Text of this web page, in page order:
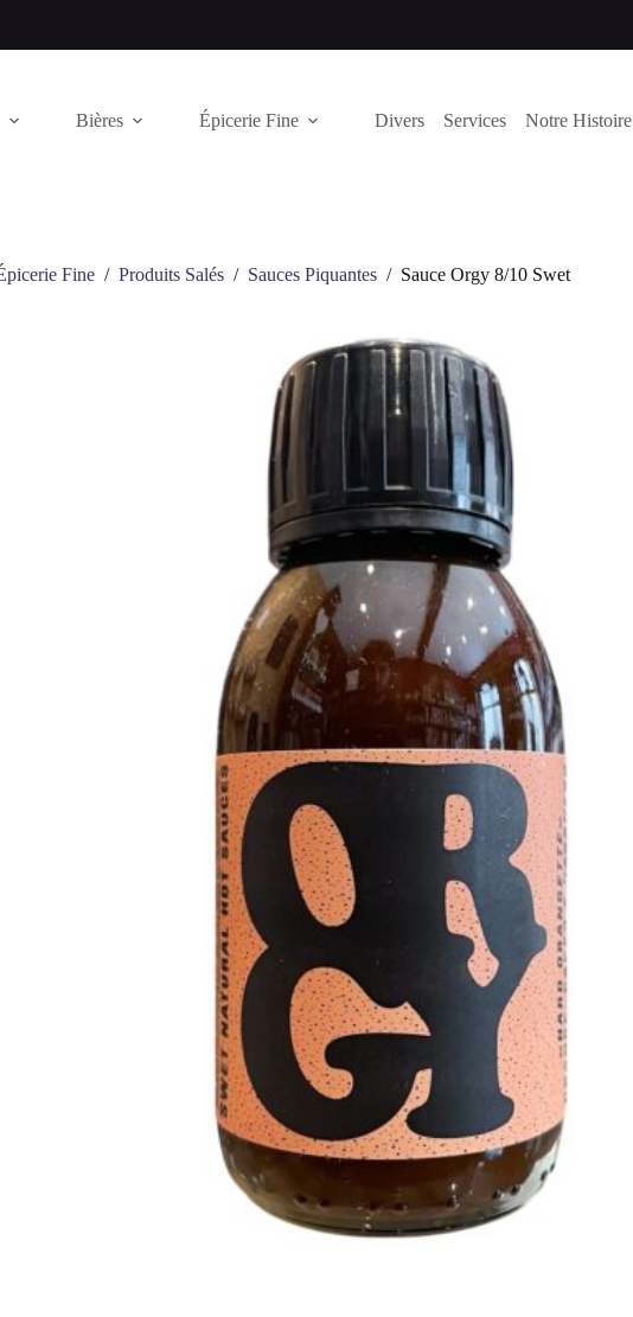
Bières Épicerie Fine Divers Services Notre Histoire
Fine / Produits Salés / Sauces Piquantes / Sauce Orgy 8/10 Swet